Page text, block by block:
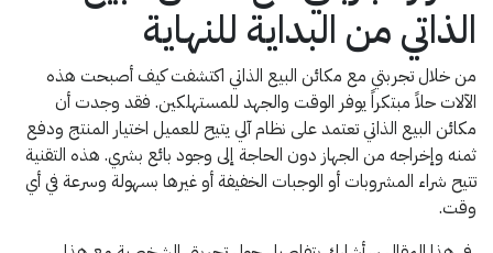
الذاتي من البداية للنهاية
من خلال تجربتي مع مكائن البيع الذاتي اكتشفت كيف أصبحت هذه
الآلات حلاً مبتكراً يوفر الوقت والجهد للمستهلكين. فقد وجدت أن
مكائن البيع الذاتي تعتمد على نظام آلي يتيح للعميل اختيار المنتج ودفع
ثمنه وإخراجه من الجهاز دون الحاجة إلى وجود بائع بشري. هذه التقنية
تتيح شراء المشروبات أو الوجبات الخفيفة أو غيرها بسهولة وسرعة في أي
وقت.